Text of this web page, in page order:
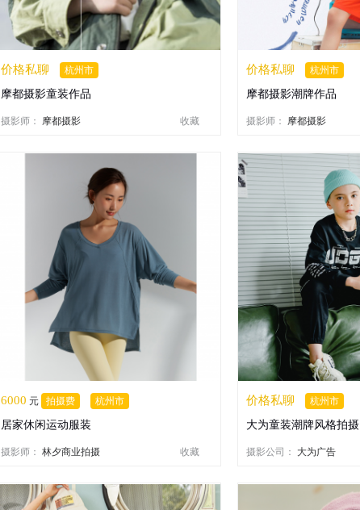
价格私聊 杭州市
摩都摄影童装作品
摄影师： 摩都摄影 收藏
价格私聊 杭州市
摩都摄影潮牌作品
摄影师： 摩都摄影
6000 元 拍摄费 杭州市
居家休闲运动服装
摄影师： 林夕商业拍摄 收藏
价格私聊 杭州市
大为童装潮牌风格拍摄
摄影公司： 大为广告